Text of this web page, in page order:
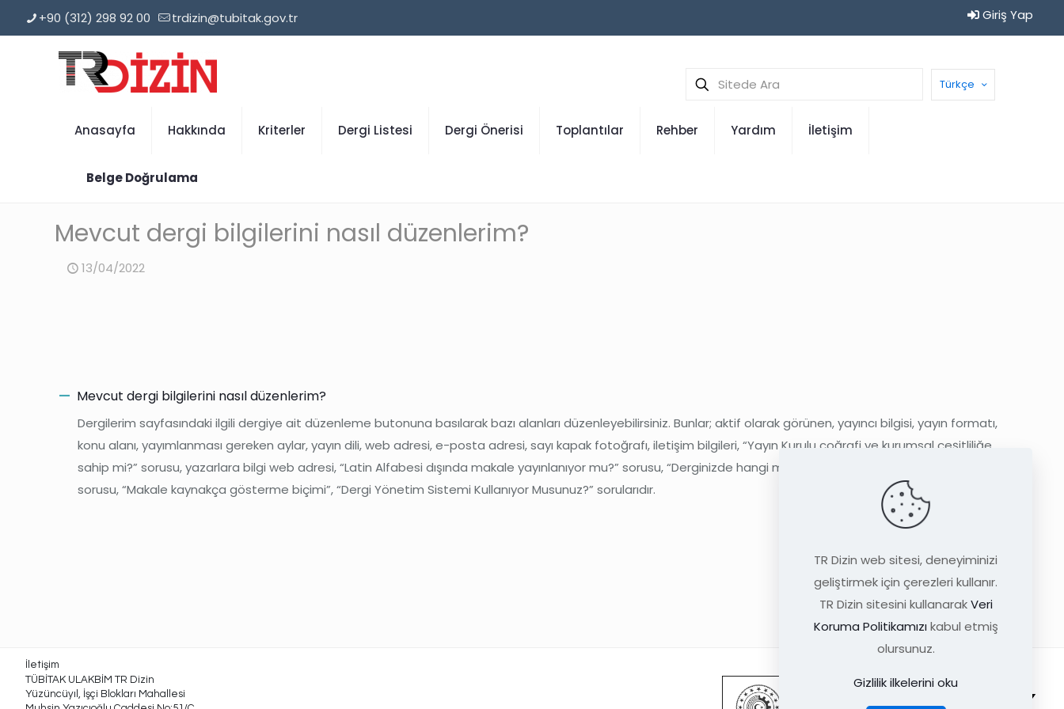
+90 (312) 298 92 00 trdizin@tubitak.gov.tr Giriş Yap
Anasayfa Hakkında Kriterler Dergi Listesi Dergi Önerisi Toplantılar Rehber Yardım İletişim
Belge Doğrulama
Türkçe
Mevcut dergi bilgilerini nasıl düzenlerim?
13/04/2022
A Mevcut dergi bilgilerini nasıl düzenlerim?
Dergilerim sayfasındaki ilgili dergiye ait düzenleme butonuna basılarak bazı alanları düzenleyebilirsiniz. Bunlar; aktif olarak görünen, yayıncı bilgisi, yayın formatı,
konu alanı, yayımlanması gereken aylar, yayın dili, web adresi, e-posta adresi, sayı kapak fotoğrafı, iletişim bilgileri, “Yayın Kurulu coğrafi ve kurumsal çeşitliliğe
sahip mi?” sorusu, yazarlara bilgi web adresi, “Latin Alfabesi dışında makale yayınlanıyor mu?” sorusu, “Derginizde hangi makale türlerinde yayın yapılıyor?”
sorusu, “Makale kaynakça gösterme biçimi”, “Dergi Yönetim Sistemi Kullanıyor Musunuz?” sorularıdır.
İletişim
TÜBİTAK ULAKBİM TR Dizin
Yüzüncüyıl, İşçi Blokları Mahallesi
TR Dizin web sitesi, deneyiminizi
geliştirmek için çerezleri kullanır.
TR Dizin sitesini kullanarakVeri
Koruma Politikamızıkabul etmiş
olursunuz.
Gizlilik ilkelerini oku